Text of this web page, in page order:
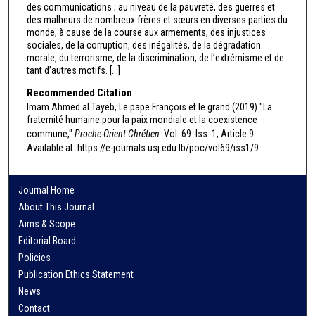
des communications ; au niveau de la pauvreté, des guerres et
des malheurs de nombreux frères et sœurs en diverses parties du
monde, à cause de la course aux armements, des injustices
sociales, de la corruption, des inégalités, de la dégradation
morale, du terrorisme, de la discrimination, de l’extrémisme et de
tant d’autres motifs. [...]
Recommended Citation
Imam Ahmed al Tayeb, Le pape François et le grand (2019) "La
fraternité humaine pour la paix mondiale et la coexistence
commune," Proche-Orient Chrétien: Vol. 69: Iss. 1, Article 9.
Available at: https://e-journals.usj.edu.lb/poc/vol69/iss1/9
Journal Home
About This Journal
Aims & Scope
Editorial Board
Policies
Publication Ethics Statement
News
Contact